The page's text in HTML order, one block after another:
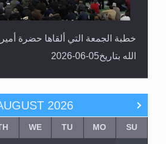
خطبة الجمعة التي ألقاها حضرة أمير
الله بتاريخ05-06-2026
2026
SU
MO
TU
WE